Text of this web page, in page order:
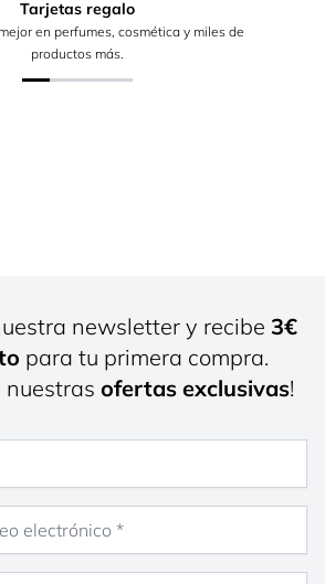
Tarjetas regalo
en perfumes, cosmética y miles de
productos más.
newsletter y recibe 3€
para tu primera compra.
nuestras ofertas exclusivas!